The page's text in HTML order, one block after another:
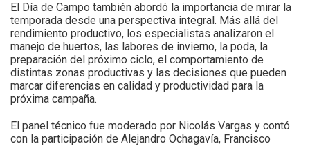
El Día de Campo también abordó la importancia de mirar la
temporada desde una perspectiva integral. Más allá del
rendimiento productivo, los especialistas analizaron el
manejo de huertos, las labores de invierno, la poda, la
preparación del próximo ciclo, el comportamiento de
distintas zonas productivas y las decisiones que pueden
marcar diferencias en calidad y productividad para la
próxima campaña.
El panel técnico fue moderado por Nicolás Vargas y contó
con la participación de Alejandro Ochagavía, Francisco